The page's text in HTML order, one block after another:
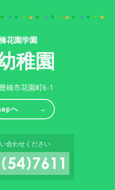
花園学園
稚園
橋市花園町6-1
へ
合わせください